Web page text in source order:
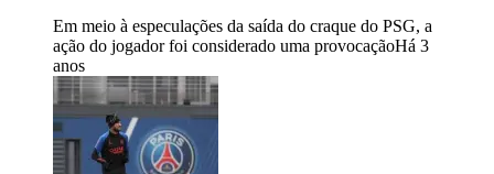
Em meio à especulações da saída do craque do PSG, a
ação do jogador foi considerado uma provocaçãoHá 3
anos